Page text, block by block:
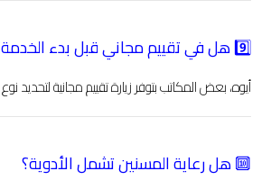
9️⃣ هل في تقييم مجاني قبل بدء الخدمة؟
أيوه، بعض المكاتب بتوفر زيارة تقييم مجانية لتحديد نوع
🔟 هل رعاية المسنين تشمل الأدوية؟